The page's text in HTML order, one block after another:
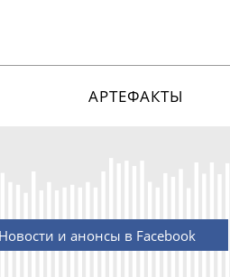
АРТЕФАКТЫ
Новости и анонсы в Facebook